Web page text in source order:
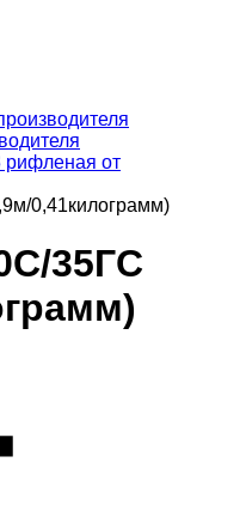
рифленая от
0,41килограмм)
35ГС